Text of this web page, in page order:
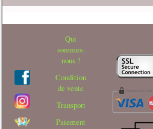
Qui
sommes-
nous ?
Condition
de vente
Transport
Paiement